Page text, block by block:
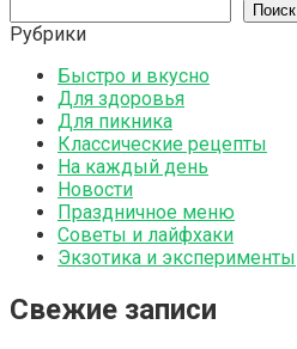
Поиск
Рубрики
Быстро и вкусно
Для здоровья
Для пикника
Классические рецепты
На каждый день
Новости
Праздничное меню
Советы и лайфхаки
Экзотика и эксперименты
Свежие записи